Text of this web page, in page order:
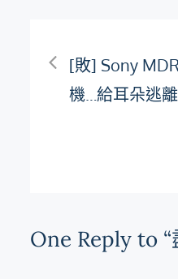
文
章
[敗] Sony
機…給耳朵逃
One Reply to “